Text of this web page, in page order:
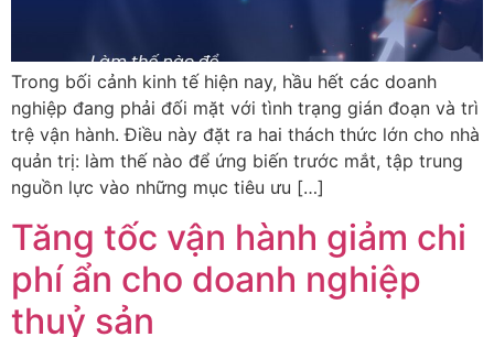
Trong bối cảnh kinh tế hiện nay, hầu hết các doanh
nghiệp đang phải đối mặt với tình trạng gián đoạn và trì
trệ vận hành. Điều này đặt ra hai thách thức lớn cho nhà
quản trị: làm thế nào để ứng biến trước mắt, tập trung
nguồn lực vào những mục tiêu ưu […]
Tăng tốc vận hành giảm chi
phí ẩn cho doanh nghiệp
thuỷ sản